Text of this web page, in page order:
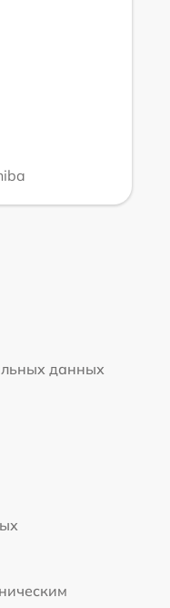
данных